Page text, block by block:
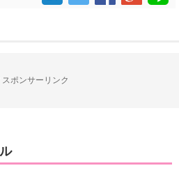
ポンサーリンク